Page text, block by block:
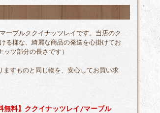
ーブルククイナッツレイです。当店のク
る様な、綺麗な商品の発送を心掛けてお
ツ部分の長さです）
すものと同じ物を、安心してお買い求
無料】ククイナッツレイ/マーブル